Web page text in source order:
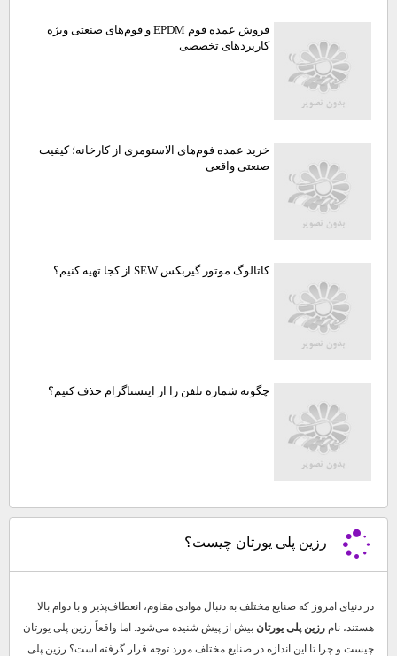
فروش عمده فوم EPDM و فوم‌های صنعتی ویژه
کاربردهای تخصصی
خرید عمده فوم‌های الاستومری از کارخانه؛ کیفیت
صنعتی واقعی
کاتالوگ موتور گیربکس SEW از کجا تهیه کنیم؟
چگونه شماره تلفن را از اینستاگرام حذف کنیم؟
رزین پلی یورتان چیست؟
در دنیای امروز که صنایع مختلف به دنبال موادی مقاوم، انعطاف‌پذیر و با دوام بالا
هستند، نام رزین پلی یورتان بیش از پیش شنیده می‌شود. اما واقعاً رزین پلی یورتان
چیست و چرا تا این اندازه در صنایع مختلف مورد توجه قرار گرفته است؟ رزین پلی